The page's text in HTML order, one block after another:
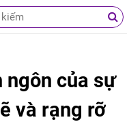
ngôn của sự
và rạng rỡ